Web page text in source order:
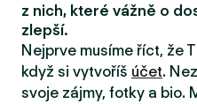
z nich, které vážně o
zlepší.
Nejprve musíme říct, že
když si vytvoříš účet.
svoje zájmy, fotky a bio.